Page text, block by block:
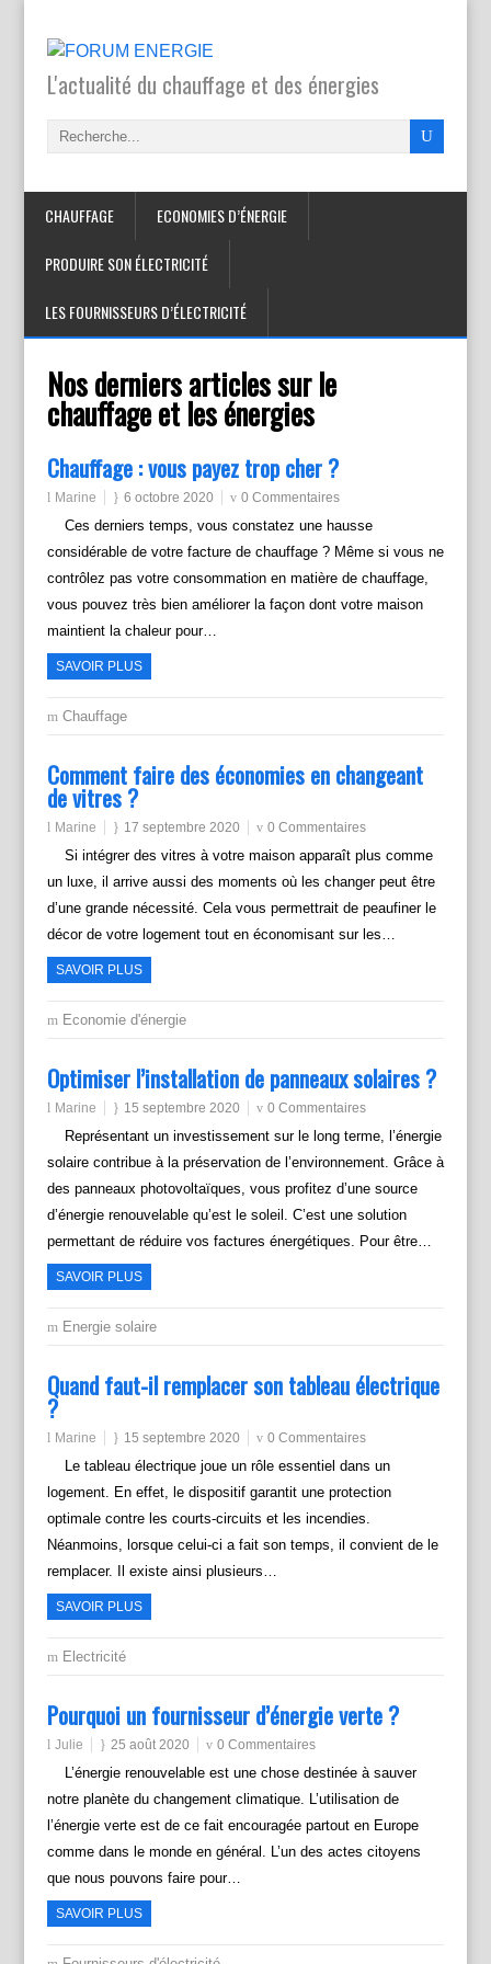
L'actualité du chauffage et des énergies
CHAUFFAGE ECONOMIES D’ÉNERGIE
PRODUIRE SON ÉLECTRICITÉ
LES FOURNISSEURS D’ÉLECTRICITÉ
Nos derniers articles sur le
chauffage et les énergies
Chauffage : vous payez trop cher ?
Marine 6 octobre 2020 0 Commentaires
Ces derniers temps, vous constatez une hausse
considérable de votre facture de chauffage ? Même si vous ne
contrôlez pas votre consommation en matière de chauffage,
vous pouvez très bien améliorer la façon dont votre maison
maintient la chaleur pour…
SAVOIR PLUS
Chauffage
Comment faire des économies en changeant
de vitres ?
Marine 17 septembre 2020 0 Commentaires
Si intégrer des vitres à votre maison apparaît plus comme
un luxe, il arrive aussi des moments où les changer peut être
d’une grande nécessité. Cela vous permettrait de peaufiner le
décor de votre logement tout en économisant sur les…
SAVOIR PLUS
Economie d'énergie
Optimiser l’installation de panneaux solaires ?
Marine 15 septembre 2020 0 Commentaires
Représentant un investissement sur le long terme, l’énergie
solaire contribue à la préservation de l’environnement. Grâce à
des panneaux photovoltaïques, vous profitez d’une source
d’énergie renouvelable qu’est le soleil. C’est une solution
permettant de réduire vos factures énergétiques. Pour être…
SAVOIR PLUS
Energie solaire
Quand faut-il remplacer son tableau électrique
?
Marine 15 septembre 2020 0 Commentaires
Le tableau électrique joue un rôle essentiel dans un
logement. En effet, le dispositif garantit une protection
optimale contre les courts-circuits et les incendies.
Néanmoins, lorsque celui-ci a fait son temps, il convient de le
remplacer. Il existe ainsi plusieurs…
SAVOIR PLUS
Electricité
Pourquoi un fournisseur d’énergie verte ?
Julie 25 août 2020 0 Commentaires
L’énergie renouvelable est une chose destinée à sauver
notre planète du changement climatique. L’utilisation de
l’énergie verte est de ce fait encouragée partout en Europe
comme dans le monde en général. L’un des actes citoyens
que nous pouvons faire pour…
SAVOIR PLUS